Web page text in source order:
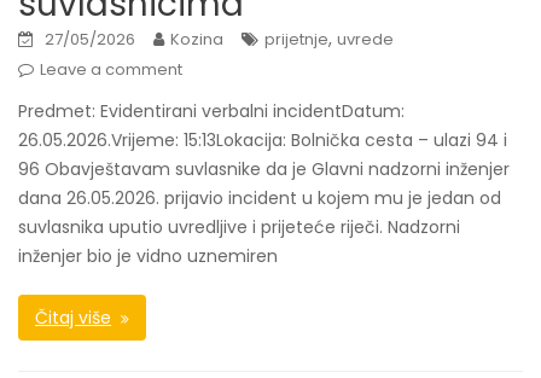
27/05/2026 Kozina prijetnje, uvrede
Leave a comment
Predmet: Evidentirani verbalni incidentDatum:
26.05.2026.Vrijeme: 15:13Lokacija: Bolnička cesta – ulazi 94 i
96 Obavještavam suvlasnike da je Glavni nadzorni inženjer
dana 26.05.2026. prijavio incident u kojem mu je jedan od
suvlasnika uputio uvredljive i prijeteće riječi. Nadzorni
inženjer bio je vidno uznemiren
Čitaj više